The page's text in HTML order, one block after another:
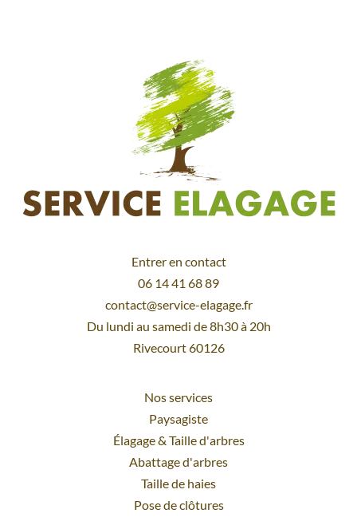
Entrer en contact
06 14 41 68 89
contact@service-elagage.fr
Du lundi au samedi de 8h30 à 20h
Rivecourt 60126
Nos services
Paysagiste
Élagage& Taille d'arbres
Abattage d'arbres
Taille de haies
Pose de clôtures